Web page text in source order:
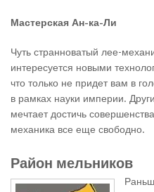
Мастерская Ан-ка-Ли
Чуть странноватый лее-
интересуется новыми
что только не придет вам в
в рамках науки империи.
мечтает достичь
механика все еще свободно.
Район мельников